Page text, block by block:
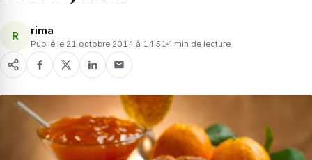
R rima
Publié le 21 octobre 2014 à 14:51 1 min de lecture